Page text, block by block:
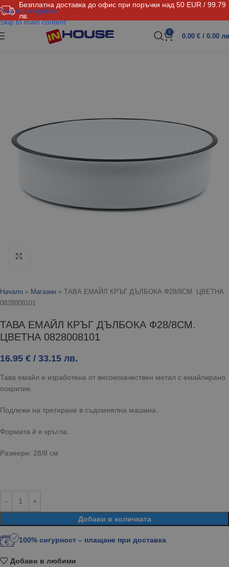
Безплатна доставка до офис при поръчки над 50 EUR / 99.79
лв.
Skip to navigation
Skip to main content
0
0.00 € / 0.00
Начало » Магазин » ТАВА ЕМАЙЛ КРЪГ ДЪЛБОКА Ф28/8СМ. ЦВЕТНА
0828008101
ТАВА ЕМАЙЛ КРЪГ ДЪЛБОКА Ф28/8СМ.
ЦВЕТНА 0828008101
16.95 € / 33.15 лв.
Тава емайл е изработена от висококачествен метал с емайлирано
покритие.
Подлежи на третиране в съдомиялна машина.
Формата й е кръгла.
Размери: 28/8 см
Добави в количката
100% сигурност – плащане при доставка
Добави в любими